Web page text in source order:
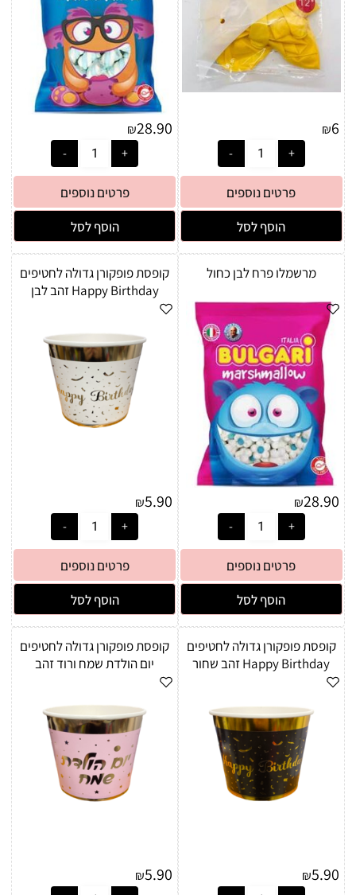
₪6
פרטים נוספים
הוסף לסל
₪28.90
פרטים נוספים
הוסף לסל
מרשמלו פרח לבן כחול
₪28.90
פרטים נוספים
הוסף לסל
קופסת פופקורן גדולה לחטיפים
Happy Birthday זהב לבן
₪5.90
פרטים נוספים
הוסף לסל
קופסת פופקורן גדולה לחטיפים
Happy Birthday זהב שחור
₪5.90
קופסת פופקורן גדולה לחטיפים
יום הולדת שמח ורוד זהב
₪5.90